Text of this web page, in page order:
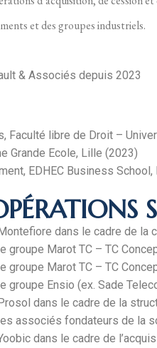
et des groupes industriels.
& Associés depuis 2023
Faculté libre de Droit –
Grande Ecole, Lille (2023)
EDHEC Business
dans le cadre de la
groupe Marot TC – TC
groupe Marot TC – TC
groupe Ensio (ex. Sade
dans le cadre de la
associés fondateurs de la
dans le cadre de